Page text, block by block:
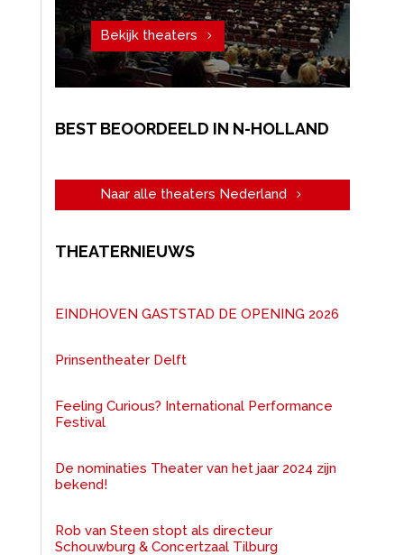
Bekijk theaters
BEST BEOORDEELD IN N-HOLLAND
Naar alle theaters Nederland
THEATERNIEUWS
EINDHOVEN GASTSTAD DE OPENING 2026
Prinsentheater Delft
Feeling Curious? International Performance
Festival
De nominaties Theater van het jaar 2024 zijn
bekend!
Rob van Steen stopt als directeur
Schouwburg & Concertzaal Tilburg